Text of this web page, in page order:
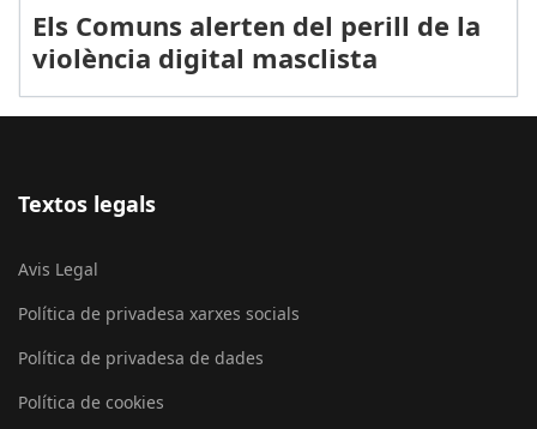
Els Comuns alerten del perill de la
violència digital masclista
Textos legals
Avis Legal
Política de privadesa xarxes socials
Política de privadesa de dades
Política de cookies